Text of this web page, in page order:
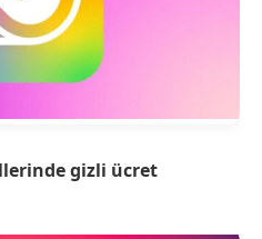
gizli ücret